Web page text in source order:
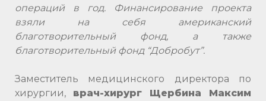
операций в год. Финансирование проекта
взяли на себя американский
благотворительный фонд, а также
благотворительный фонд “Добробут”.
Заместитель медицинского директора по
хирургии, врач-хирург Щербина Максим